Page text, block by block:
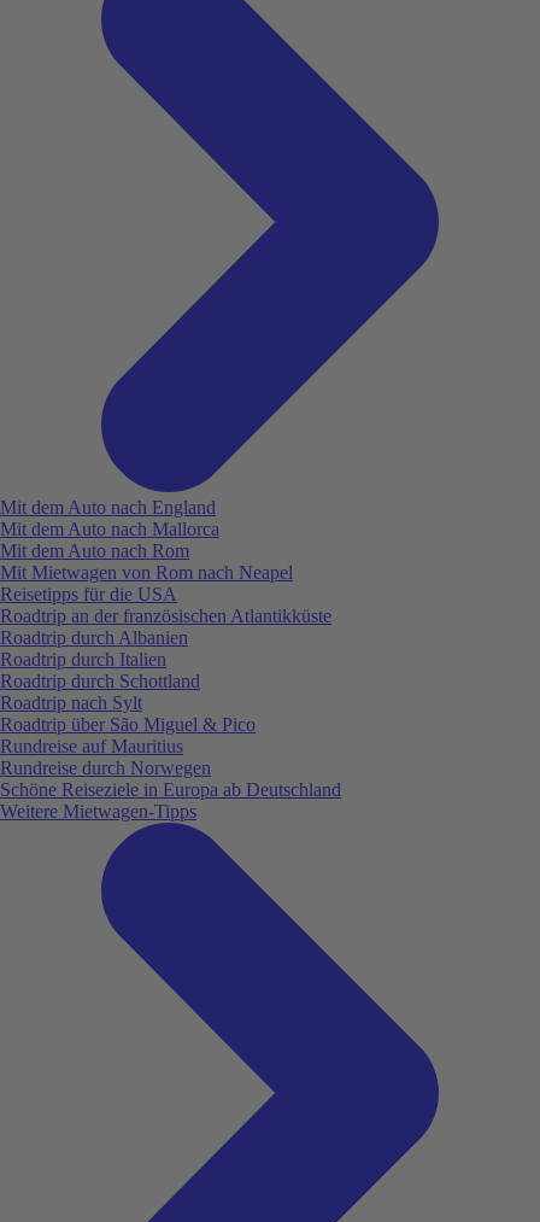
Mit dem Auto nach England
Mit dem Auto nach Mallorca
Mit dem Auto nach Rom
Mit Mietwagen von Rom nach Neapel
Reisetipps für die USA
Roadtrip an der französischen Atlantikküste
Roadtrip durch Albanien
Roadtrip durch Italien
Roadtrip durch Schottland
Roadtrip nach Sylt
Roadtrip über São Miguel & Pico
Rundreise auf Mauritius
Rundreise durch Norwegen
Schöne Reiseziele in Europa ab Deutschland
Weitere Mietwagen-Tipps